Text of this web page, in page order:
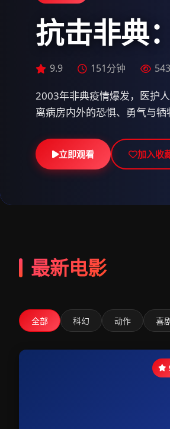
9.9 156分钟
立即观看 加入收
抗击非典
9.9 151分钟
2003年非典疫情爆发，医护
离病房内外的恐惧、勇气与牺
立即观看 加入收
立即观看 加入收
最新电影
全部 科幻 动作 喜剧